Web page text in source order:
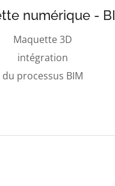
numérique -
Maquette 3D
intégration
du processus BIM